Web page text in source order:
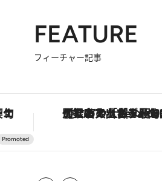
FEATURE
フィーチャー記事
【銀座で出合う最旬美容】美髪ケアや上質な眠り…セルフケアのアップデートから、特別な名入れギフトまで。大人のための「ReFa GINZA」クルーズ